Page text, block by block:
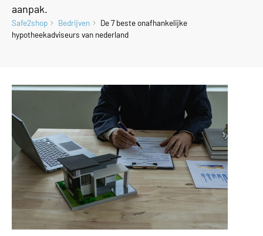
aanpak.
Safe2shop Bedrijven
De 7 beste onafhankelijke
hypotheekadviseurs van nederland